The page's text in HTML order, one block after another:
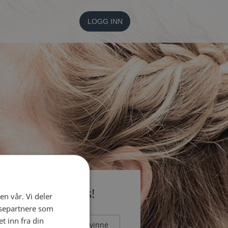
LOGG INN
medlem gratis!
Mann Kvinne
vår. Vi deler
som
inn fra din